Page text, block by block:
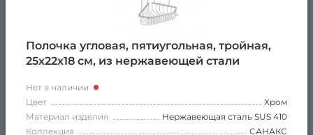
Полочка угловая, пятиугольная, тройная,
25х22х18 см, из нержавеющей стали
Нет в наличии
Цвет
Хром
Материал изделия
Нержавеющая сталь SUS 410
Коллекция
САНАКС